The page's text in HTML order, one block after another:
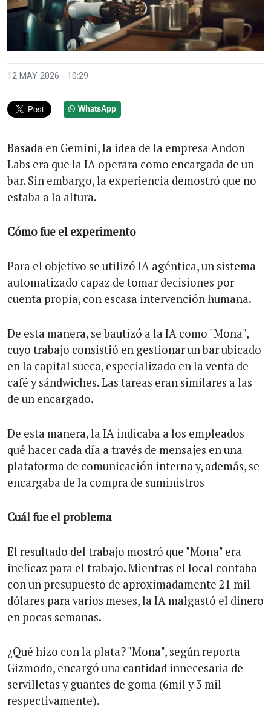
12 MAY 2026 - 10:29
WhatsApp
Basada en Gemini, la idea de la empresa Andon
Labs era que la IA operara como encargada de un
bar. Sin embargo, la experiencia demostró que no
estaba a la altura.
Cómo fue el experimento
Para el objetivo se utilizó IA agéntica, un sistema
automatizado capaz de tomar decisiones por
cuenta propia, con escasa intervención humana.
De esta manera, se bautizó a la IA como "Mona",
cuyo trabajo consistió en gestionar un bar ubicado
en la capital sueca, especializado en la venta de
café y sándwiches. Las tareas eran similares a las
de un encargado.
De esta manera, la IA indicaba a los empleados
qué hacer cada día a través de mensajes en una
plataforma de comunicación interna y, además, se
encargaba de la compra de suministros
Cuál fue el problema
El resultado del trabajo mostró que "Mona" era
ineficaz para el trabajo. Mientras el local contaba
con un presupuesto de aproximadamente 21 mil
dólares para varios meses, la IA malgastó el dinero
en pocas semanas.
¿Qué hizo con la plata? "Mona", según reporta
Gizmodo, encargó una cantidad innecesaria de
servilletas y guantes de goma (6mil y 3 mil
respectivamente).